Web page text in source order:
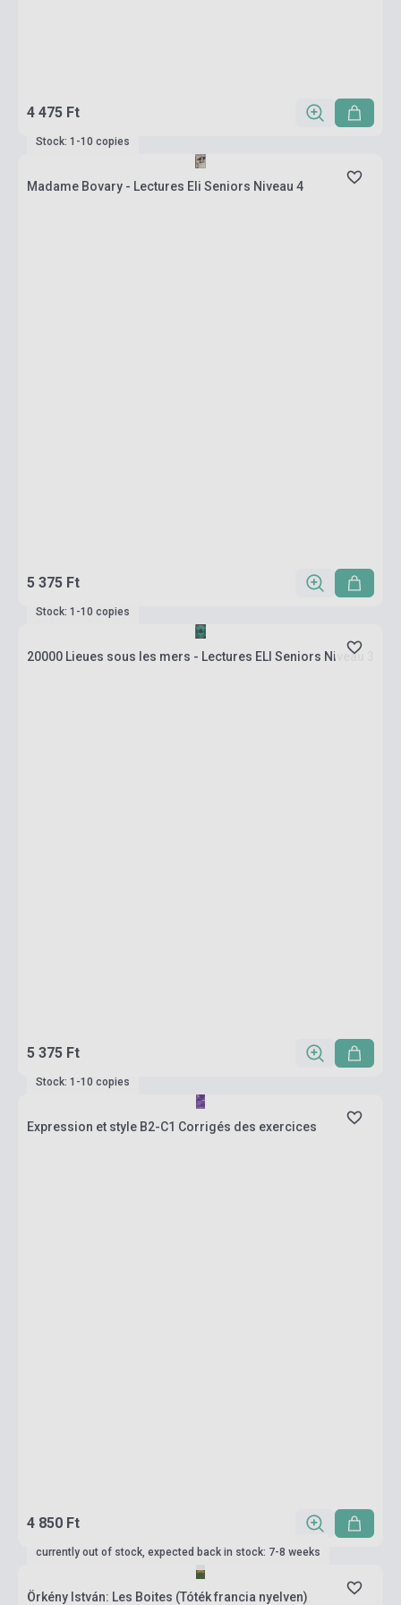
4 475 Ft
Stock: 1-10 copies
Madame Bovary - Lectures Eli Seniors Niveau 4
5 375 Ft
Stock: 1-10 copies
20000 Lieues sous les mers - Lectures ELI Seniors Niveau 3
5 375 Ft
Stock: 1-10 copies
Expression et style B2-C1 Corrigés des exercices
4 850 Ft
currently out of stock, expected back in stock: 7-8 weeks
Örkény István: Les Boites (Tóték francia nyelven)